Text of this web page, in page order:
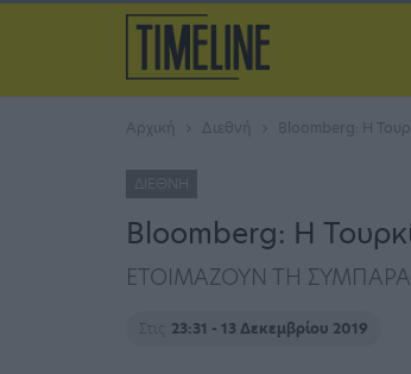
Αρχική Διεθνή Bloomberg: Η
ΔΙΕΘΝΉ
Bloomberg: Η
ΕΤΟΙΜΑΖΟΥΝ ΤΗ
Στις 23:31 - 13 Δεκεμβρίου 2019